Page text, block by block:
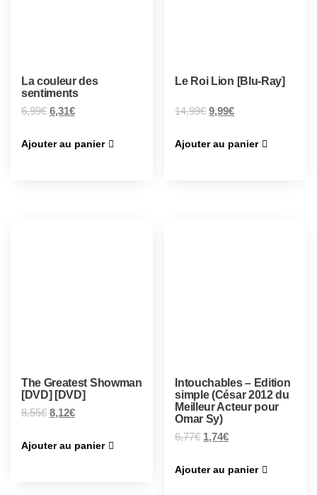
La couleur des
sentiments
6,99€ 6,31€
Ajouter au panier
Le Roi Lion [Blu-Ray]
14,99€ 9,99€
Ajouter au panier
The Greatest Showman
[DVD] [DVD]
8,55€ 8,12€
Ajouter au panier
Intouchables – Edition
simple (César 2012 du
Meilleur Acteur pour
Omar Sy)
6,77€ 1,74€
Ajouter au panier